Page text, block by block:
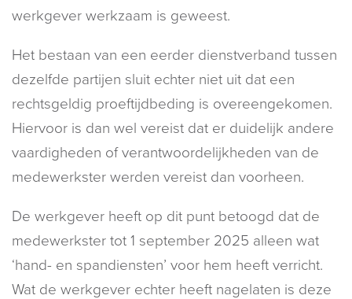
werkgever werkzaam is geweest.
Het bestaan van een eerder dienstverband tussen
dezelfde partijen sluit echter niet uit dat een
rechtsgeldig proeftijdbeding is overeengekomen.
Hiervoor is dan wel vereist dat er duidelijk andere
vaardigheden of verantwoordelijkheden van de
medewerkster werden vereist dan voorheen.
De werkgever heeft op dit punt betoogd dat de
medewerkster tot 1 september 2025 alleen wat
‘hand- en spandiensten’ voor hem heeft verricht.
Wat de werkgever echter heeft nagelaten is deze